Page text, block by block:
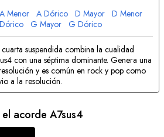
A Menor A Dórico D Mayor D Menor
Dórico G Mayor G Dórico
suspendida combina la cualidad
con una séptima dominante. Genera una
y es común en rock y pop como
a la resolución.
acorde A7sus4